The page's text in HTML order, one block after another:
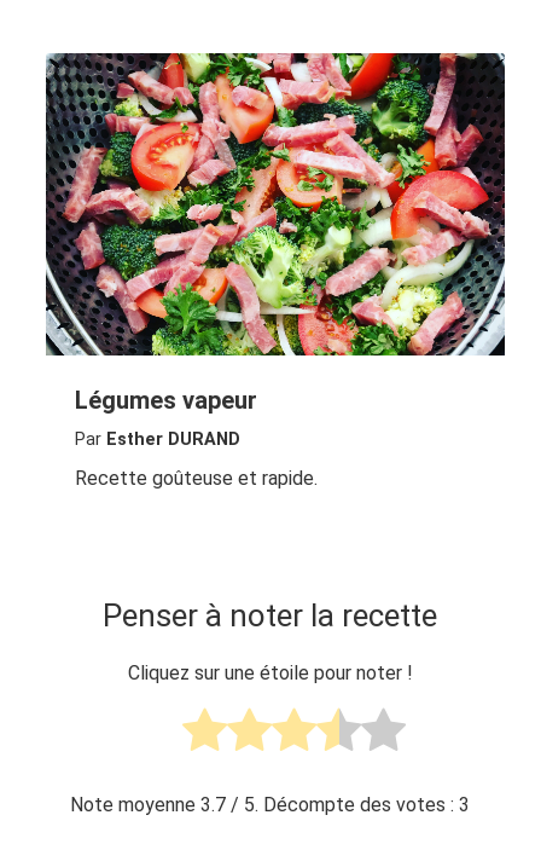
Légumes vapeur
Par Esther DURAND
Recette goûteuse et rapide.
Penser à noter la recette
Cliquez sur une étoile pour noter !
Note moyenne3.7 / 5. Décompte des votes :3